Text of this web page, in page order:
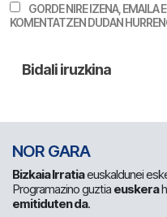
GORDE NIRE IZENA, EMAILA
KOMENTATZEN DUDAN
NOR GARA
Bizkaia Irratiaeuskaldunei
Programazino guztia euskera
emitiduten da.